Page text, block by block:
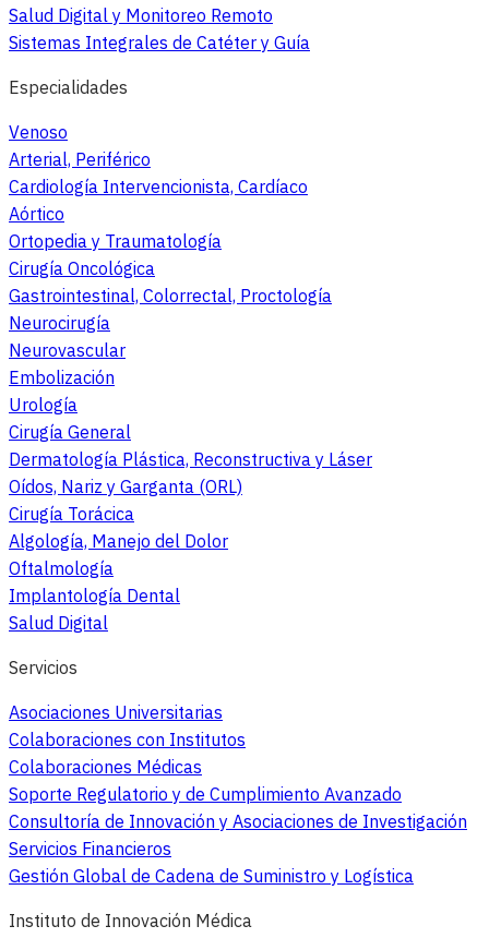
Salud Digital y Monitoreo Remoto
Sistemas Integrales de Catéter y Guía
Especialidades
Venoso
Arterial, Periférico
Cardiología Intervencionista, Cardíaco
Aórtico
Ortopedia y Traumatología
Cirugía Oncológica
Gastrointestinal, Colorrectal, Proctología
Neurocirugía
Neurovascular
Embolización
Urología
Cirugía General
Dermatología Plástica, Reconstructiva y Láser
Oídos, Nariz y Garganta (ORL)
Cirugía Torácica
Algología, Manejo del Dolor
Oftalmología
Implantología Dental
Salud Digital
Servicios
Asociaciones Universitarias
Colaboraciones con Institutos
Colaboraciones Médicas
Soporte Regulatorio y de Cumplimiento Avanzado
Consultoría de Innovación y Asociaciones de Investigación
Servicios Financieros
Gestión Global de Cadena de Suministro y Logística
Instituto de Innovación Médica